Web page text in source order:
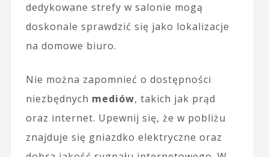
dedykowane strefy w salonie mogą
doskonale sprawdzić się jako lokalizacje
na domowe biuro.
Nie można zapomnieć o dostępności
niezbędnych mediów, takich jak prąd
oraz internet. Upewnij się, że w pobliżu
znajduje się gniazdko elektryczne oraz